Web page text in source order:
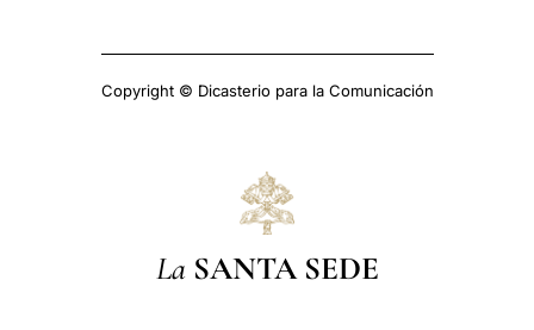
Copyright © Dicasterio para la Comunicación
La SANTA SEDE